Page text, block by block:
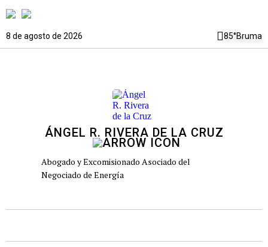
8 de agosto de 2026 85°Bruma
ÁNGEL R. RIVERA DE LA CRUZ
Abogado y Excomisionado Asociado del
Negociado de Energía